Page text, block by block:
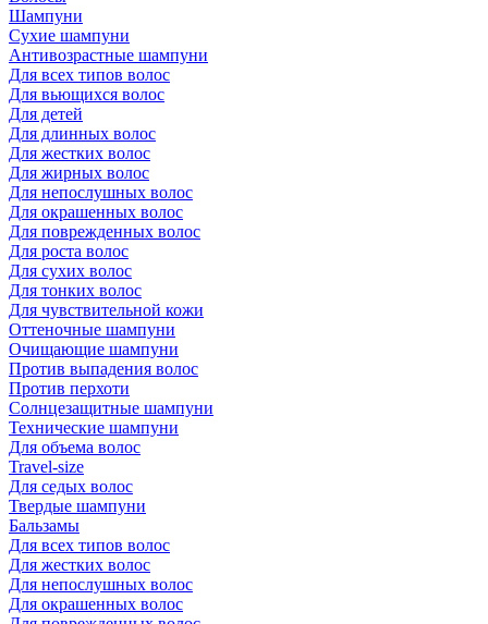
Шампуни
Сухие шампуни
Антивозрастные шампуни
Для всех типов волос
Для вьющихся волос
Для детей
Для длинных волос
Для жестких волос
Для жирных волос
Для непослушных волос
Для окрашенных волос
Для поврежденных волос
Для роста волос
Для сухих волос
Для тонких волос
Для чувствительной кожи
Оттеночные шампуни
Очищающие шампуни
Против выпадения волос
Против перхоти
Солнцезащитные шампуни
Технические шампуни
Для объема волос
Travel-size
Для седых волос
Твердые шампуни
Бальзамы
Для всех типов волос
Для жестких волос
Для непослушных волос
Для окрашенных волос